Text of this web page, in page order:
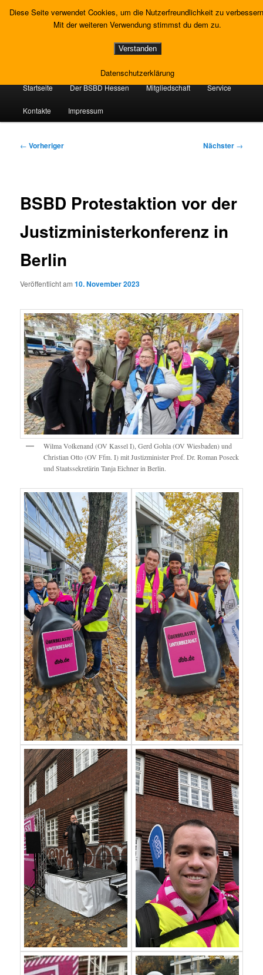
primären
Landesverband Hessen
HauptmenüStartseite Der BSBD Hessen Mitgliedschaft Service
Kontakte Impressum
Beitragsnavigation
← Vorheriger Nächster →
BSBD Protestaktion vor der
Justizministerkonferenz in
Berlin
Veröffentlicht am10. November 2023
Wilma Volkenand (OV Kassel I), Gerd Gohla (OV Wiesbaden) und
Christian Otto (OV Ffm. I) mit Justizminister Prof. Dr. Roman Poseck
und Staatssekretärin Tanja Eichner in Berlin.
Diese Seite verwendet Cookies, um die Nutzerfreundlichkeit zu
Mit der weiteren Verwendung stimmst du dem zu.
Verstanden
Datenschutzerklärung